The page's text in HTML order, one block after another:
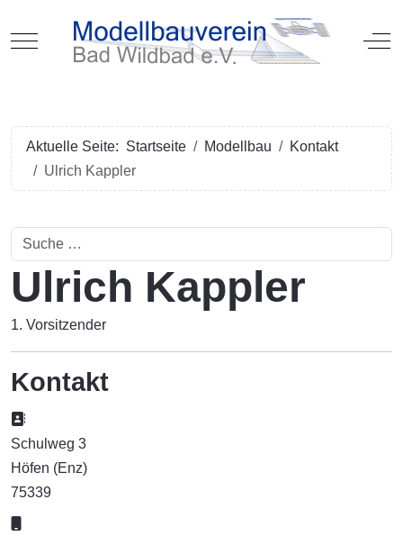
Mobile Menu Toggle Off-
Aktuelle Seite: Startseite Modellbau
Kontakt
Ulrich Kappler
Suchen
Ulrich Kappler
1. Vorsitzender
Kontakt
Adresse:
Schulweg 3
Höfen (Enz)
75339
Mobil: